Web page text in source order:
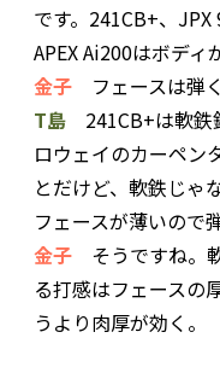
です。241CB+、JPX
APEX Ai200はボディ
金子 フェースは弾
T島 241CB+は軟鉄
ロウェイのカーペン
とだけど、軟鉄じゃ
フェースが薄いので
金子 そうですね。
る打感はフェースの
うより肉厚が効く。